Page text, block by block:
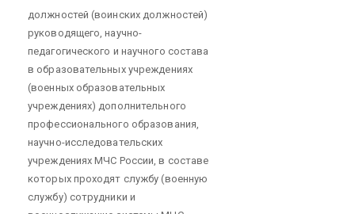
должностей (воинских должностей)
руководящего, научно-
педагогического и научного состава
в образовательных учреждениях
(военных образовательных
учреждениях) дополнительного
профессионального образования,
научно-исследовательских
учреждениях МЧС России, в составе
которых проходят службу (военную
службу) сотрудники и